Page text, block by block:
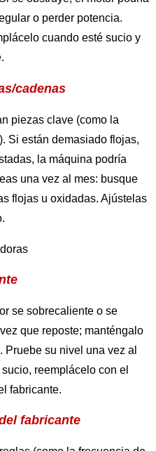
o perder potencia.
cuando esté sucio y
cadenas
piezas clave (como la
Si están demasiado flojas,
la máquina podría
una vez al mes: busque
flojas u oxidadas. Ajústelas
se sobrecaliente o se
que reposte; manténgalo
su nivel una vez al
reemplácelo con el
fabricante.
fabricante